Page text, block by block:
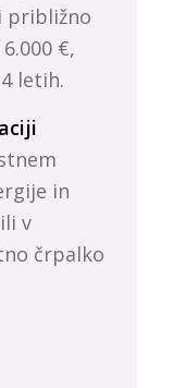
približno
€,
letih.
in
v
črpalko